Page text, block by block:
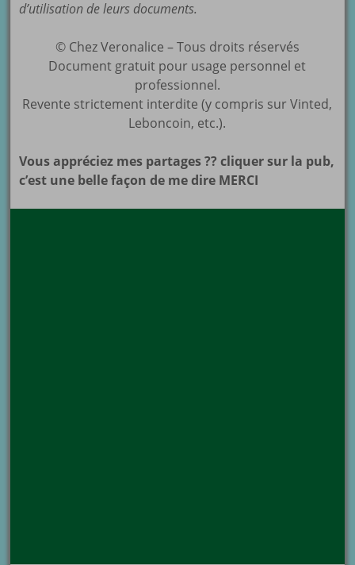
d’utilisation de leurs documents.
© Chez Veronalice – Tous droits réservés
Document gratuit pour usage personnel et
professionnel.
Revente strictement interdite (y compris sur Vinted,
Leboncoin, etc.).
Vous appréciez mes partages ?? cliquer sur la pub,
c’est une belle façon de me dire MERCI